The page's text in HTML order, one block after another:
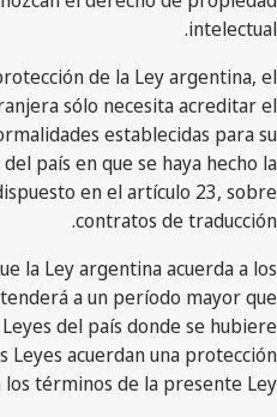
intelectual.
de la Ley argentina, el
sólo necesita acreditar el
establecidas para su
país en que se haya hecho la
en el artículo 23, sobre
contratos de traducción.
la Ley argentina acuerda a los
a un período mayor que
del país donde se hubiere
Leyes acuerdan una protección
términos de la presente Ley.